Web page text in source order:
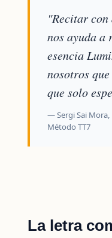
"Recitar
nos ayuda a
esencia
nosotros
que solo
— Sergi Sai
Método TT7
La letra